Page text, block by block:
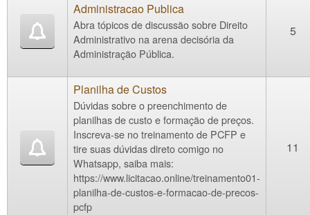
Administracao Publica
Abra tópicos de discussão sobre Direito
Administrativo na arena decisória da
Administração Pública.
5
Planilha de Custos
Dúvidas sobre o preenchimento de
planilhas de custo e formação de preços.
Inscreva-se no treinamento de PCFP e
tire suas dúvidas direto comigo no
Whatsapp, saiba mais:
https://www.licitacao.online/treinamento01-
planilha-de-custos-e-formacao-de-precos-
pcfp
11